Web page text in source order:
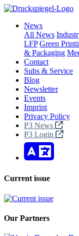
News
All News
LFP Green
& Packaging
Contact
Subs & Service
Blog
Newsletter
Events
Imprint
Privacy Policy
P3 News
P3 Login
Current issue
Our Partners